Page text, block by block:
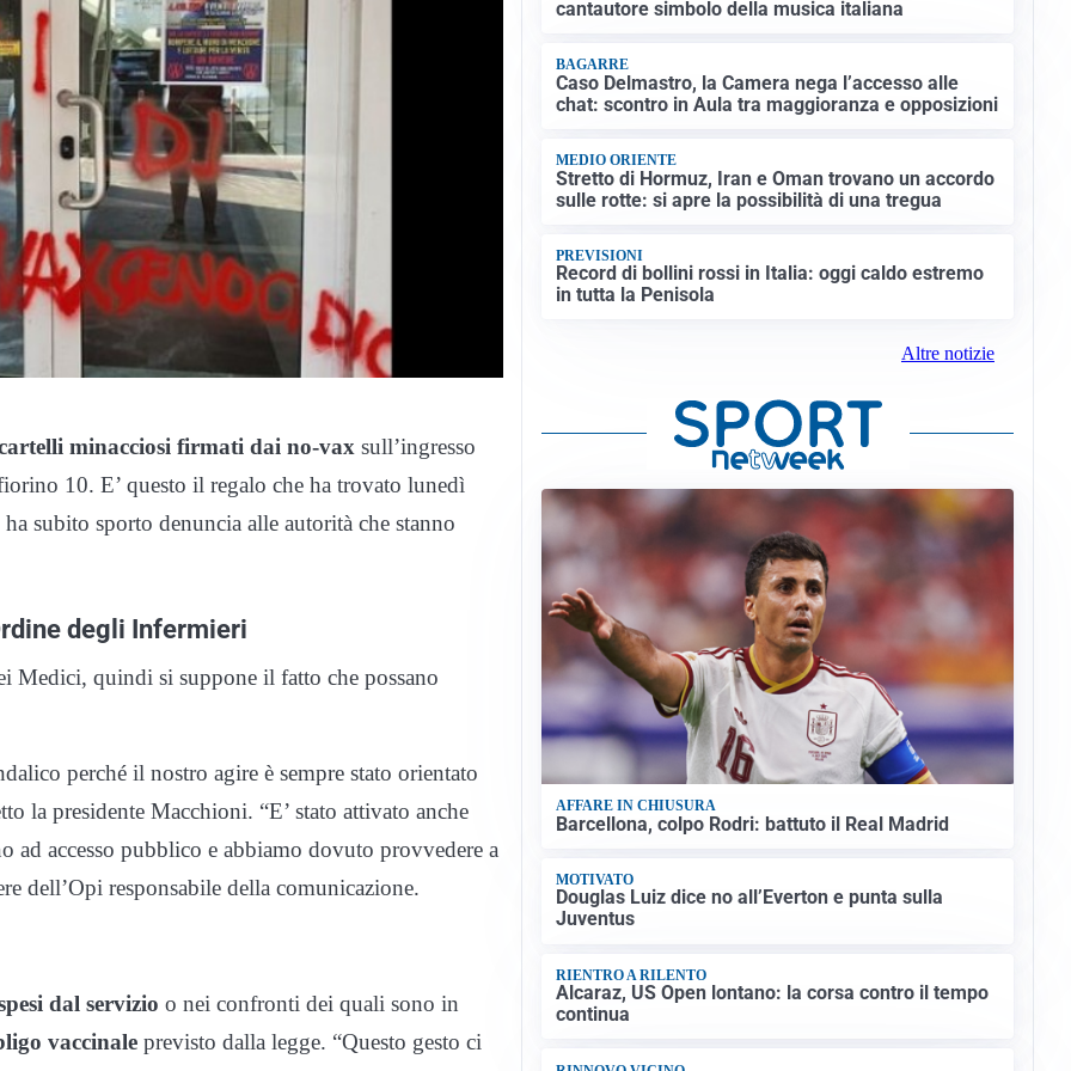
minacciosi firmati dai no-vax sull’ingresso
10. E’ questo il regalo che ha trovato lunedì
ha subito sporto denuncia alle autorità che stanno
degli Infermieri
Medici, quindi si suppone il fatto che possano
perché il nostro agire è sempre stato orientato
la presidente Macchioni. “E’ stato attivato anche
ad accesso pubblico e abbiamo dovuto provvedere a
dell’Opi responsabile della comunicazione.
dal servizio o nei confronti dei quali sono in
vaccinale previsto dalla legge. “Questo gesto ci
cantautore simbolo della musica italiana
BAGARRE
Caso Delmastro, la Camera nega l’accesso alle
chat: scontro in Aula tra maggioranza e opposizioni
MEDIO ORIENTE
Stretto di Hormuz, Iran e Oman trovano un accordo
sulle rotte: si apre la possibilità di una tregua
PREVISIONI
Record di bollini rossi in Italia: oggi caldo estremo
in tutta la Penisola
Altre notizie
AFFARE IN CHIUSURA
Barcellona, colpo Rodri: battuto il Real Madrid
MOTIVATO
Douglas Luiz dice no all’Everton e punta sulla
Juventus
RIENTRO A RILENTO
Alcaraz, US Open lontano: la corsa contro il tempo
continua